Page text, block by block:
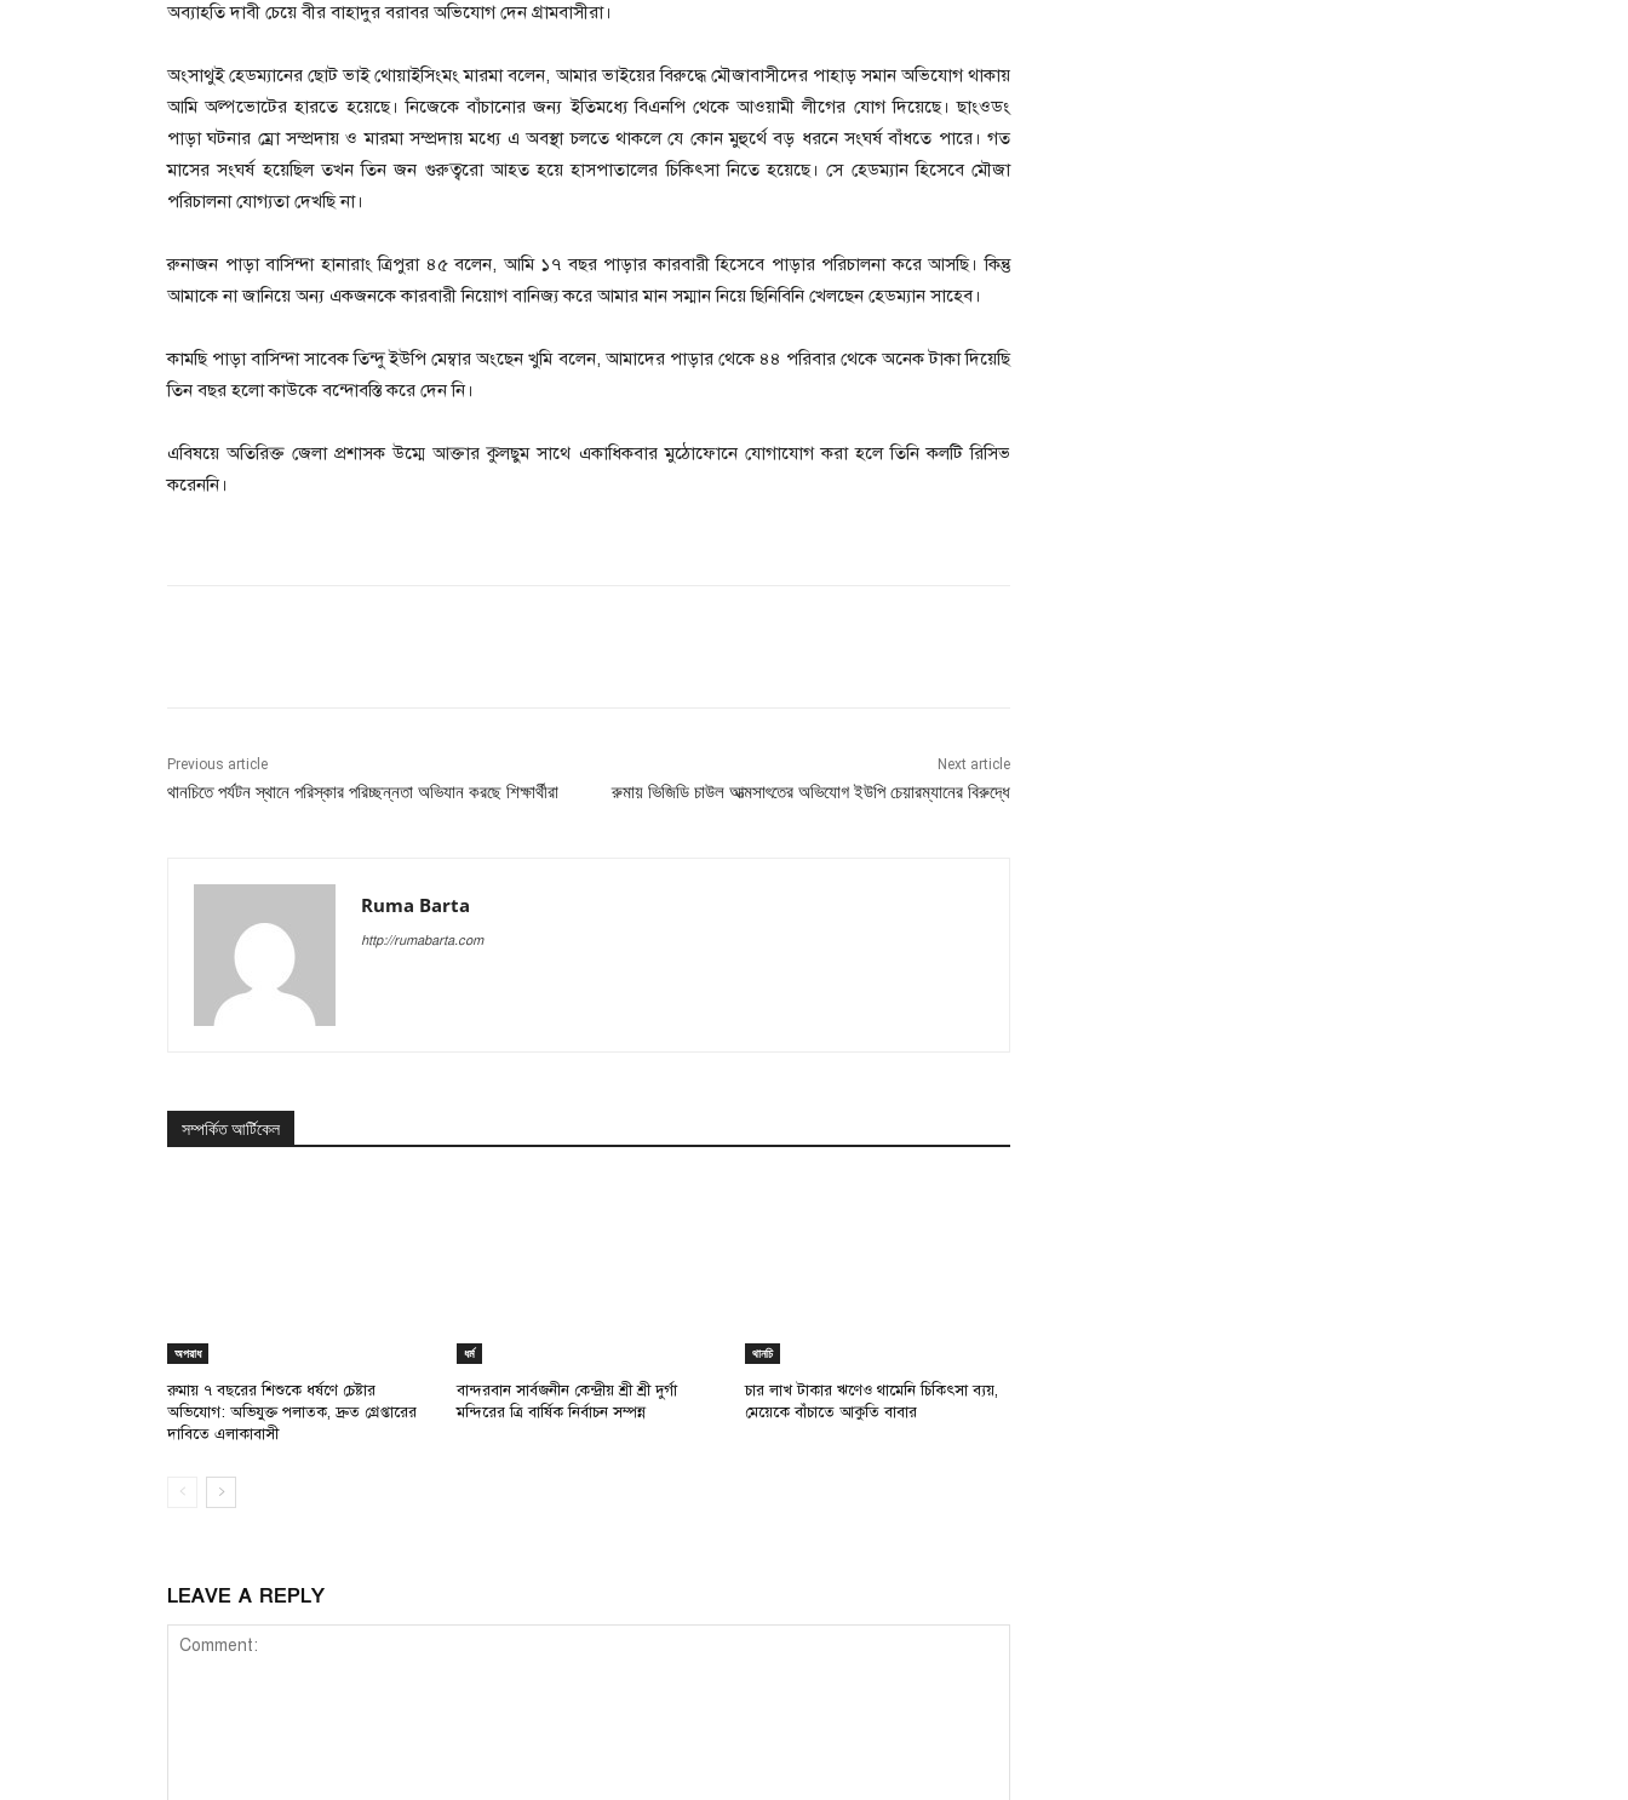
অব্যাহতি দাবী চেয়ে বীর বাহাদুর বরাবর অভিযোগ দেন গ্রামবাসীরা।
অংসাথুই হেডম্যানের ছোট ভাই থোয়াইসিংমং মারমা বলেন, আমার ভাইয়ের বিরুদ্ধে মৌজাবাসীদের পাহাড় সমান অভিযোগ থাকায়
আমি অল্পভোটের হারতে হয়েছে। নিজেকে বাঁচানোর জন্য ইতিমধ্যে বিএনপি থেকে আওয়ামী লীগের যোগ দিয়েছে। ছাংওডং
পাড়া ঘটনার ম্রো সম্প্রদায় ও মারমা সম্প্রদায় মধ্যে এ অবস্থা চলতে থাকলে যে কোন মুহুর্থে বড় ধরনে সংঘর্ষ বাঁধতে পারে। গত
মাসের সংঘর্ষ হয়েছিল তখন তিন জন গুরুত্বরো আহত হয়ে হাসপাতালের চিকিৎসা নিতে হয়েছে। সে হেডম্যান হিসেবে মৌজা
পরিচালনা যোগ্যতা দেখছি না।
রুনাজন পাড়া বাসিন্দা হানারাং ত্রিপুরা ৪৫ বলেন, আমি ১৭ বছর পাড়ার কারবারী হিসেবে পাড়ার পরিচালনা করে আসছি। কিন্তু
আমাকে না জানিয়ে অন্য একজনকে কারবারী নিয়োগ বানিজ্য করে আমার মান সম্মান নিয়ে ছিনিবিনি খেলছেন হেডম্যান সাহেব।
কামছি পাড়া বাসিন্দা সাবেক তিন্দু ইউপি মেম্বার অংছেন খুমি বলেন, আমাদের পাড়ার থেকে ৪৪ পরিবার থেকে অনেক টাকা দিয়েছি
তিন বছর হলো কাউকে বন্দোবস্তি করে দেন নি।
এবিষয়ে অতিরিক্ত জেলা প্রশাসক উম্মে আক্তার কুলছুম সাথে একাধিকবার মুঠোফোনে যোগাযোগ করা হলে তিনি কলটি রিসিভ
করেননি।
Previous article
থানচিতে পর্যটন স্থানে পরিস্কার পরিচ্ছন্নতা অভিযান করছে শিক্ষার্থীরা
Next article
রুমায় ভিজিডি চাউল আত্মসাৎতের অভিযোগ ইউপি চেয়ারম্যানের বিরুদ্ধে
Ruma Barta
http://rumabarta.com
সম্পর্কিত আর্টিকেল
অপরাধ
রুমায় ৭ বছরের শিশুকে ধর্ষণে চেষ্টার
অভিযোগ: অভিযুক্ত পলাতক, দ্রুত গ্রেপ্তারের
দাবিতে এলাকাবাসী
ধর্ম
বান্দরবান সার্বজনীন কেন্দ্রীয় শ্রী শ্রী দুর্গা
মন্দিরের ত্রি বার্ষিক নির্বাচন সম্পন্ন
থানচি
চার লাখ টাকার ঋণেও থামেনি চিকিৎসা ব্যয়,
মেয়েকে বাঁচাতে আকুতি বাবার
LEAVE A REPLY